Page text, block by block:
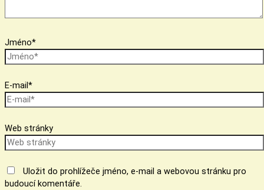
Jméno*
E-mail*
Web stránky
Uložit do prohlížeče jméno, e-mail a webovou stránku pro
budoucí komentáře.